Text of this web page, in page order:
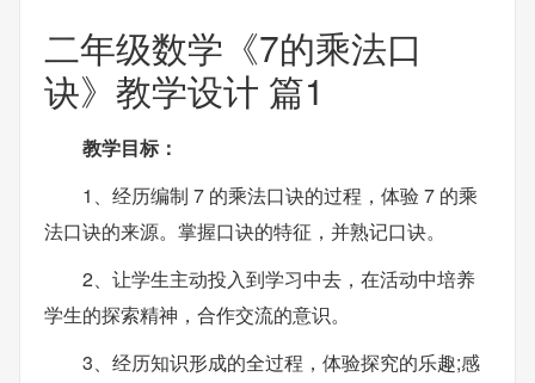
二年级数学《7的乘法口
诀》教学设计 篇1
教学目标：
1、经历编制 7 的乘法口诀的过程，体验 7 的乘
法口诀的来源。掌握口诀的特征，并熟记口诀。
2、让学生主动投入到学习中去，在活动中培养
学生的探索精神，合作交流的意识。
3、经历知识形成的全过程，体验探究的乐趣;感